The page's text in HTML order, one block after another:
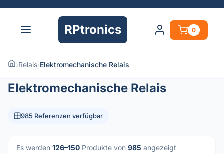
RPtronics 0
›Relais›Elektromechanische Relais
Elektromechanische Relais
985 Referenzen verfügbar
Es werden 126–150 Produkte von 985 angezeigt